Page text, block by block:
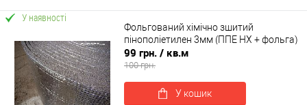
У наявності
Фольгований хімічно зшитий
пінополіетилен 3мм (ППЕ НХ + фольга)
99 грн. / кв.м
100 грн.
У кошик